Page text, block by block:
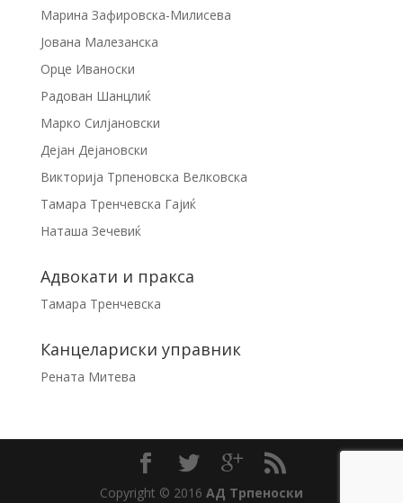
Марина Зафировска-Милисева
Јована Малезанска
Орце Иваноски
Радован Шанцлиќ
Марко Силјановски
Дејан Дејановски
Викторија Трпеновска Велковска
Тамара Тренчевска Гајиќ
Наташа Зечевиќ
Адвокати и пракса
Тамара Тренчевска
Канцелариски управник
Рената Митева
Copyright © 2016 АД Трпеноски